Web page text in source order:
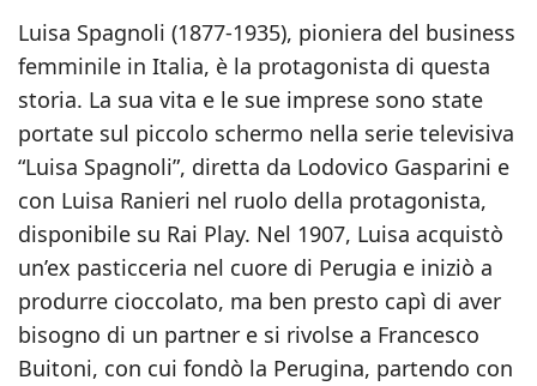
Luisa Spagnoli (1877-1935), pioniera del business
femminile in Italia, è la protagonista di questa
storia. La sua vita e le sue imprese sono state
portate sul piccolo schermo nella serie televisiva
“Luisa Spagnoli”, diretta da Lodovico Gasparini e
con Luisa Ranieri nel ruolo della protagonista,
disponibile su Rai Play. Nel 1907, Luisa acquistò
un’ex pasticceria nel cuore di Perugia e iniziò a
produrre cioccolato, ma ben presto capì di aver
bisogno di un partner e si rivolse a Francesco
Buitoni, con cui fondò la Perugina, partendo con